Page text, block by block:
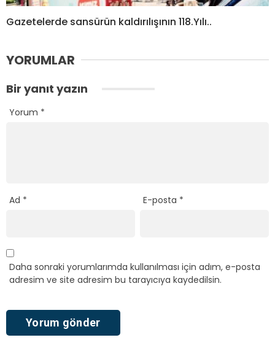
Gazetelerde sansürün kaldırılışının 118.Yılı..
YORUMLAR
Bir yanıt yazın
Yorum *
Ad * E-posta *
Daha sonraki yorumlarımda kullanılması için adım, e-posta
adresim ve site adresim bu tarayıcıya kaydedilsin.